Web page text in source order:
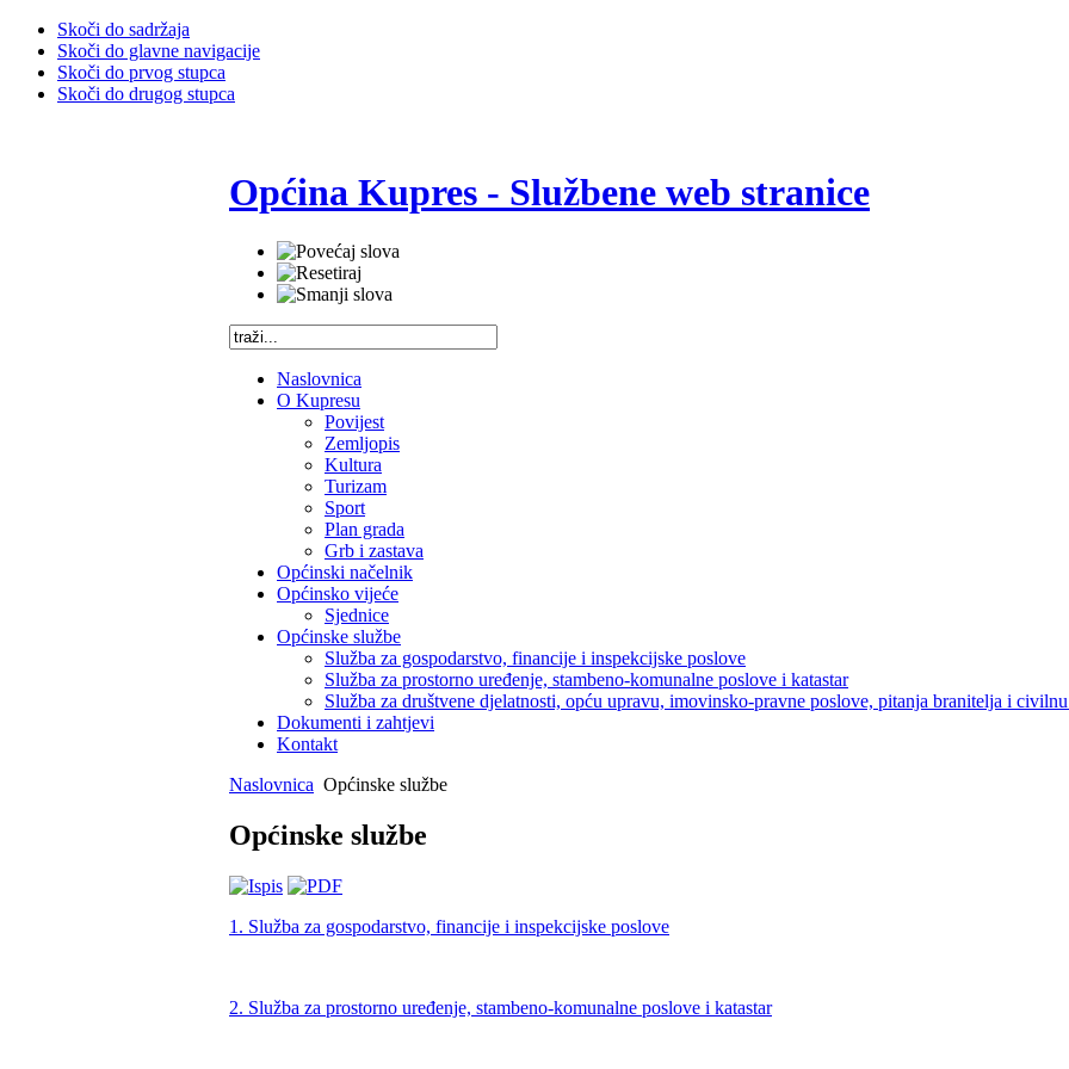
Skoči do sadržaja
Skoči do glavne navigacije
Skoči do prvog stupca
Skoči do drugog stupca
Općina Kupres - Službene web stranice
Naslovnica
O Kupresu
Povijest
Zemljopis
Kultura
Turizam
Sport
Plan grada
Grb i zastava
Općinski načelnik
Općinsko vijeće
Sjednice
Općinske službe
Služba za gospodarstvo, financije i inspekcijske poslove
Služba za prostorno uređenje, stambeno-komunalne poslove i katastar
Služba za društvene djelatnosti, opću upravu, imovinsko-pravne poslove, pitanja branitelja i
Dokumenti i zahtjevi
Kontakt
Naslovnica Općinske službe
Općinske službe
1. Služba za gospodarstvo, financije i inspekcijske poslove
2. Služba za prostorno uređenje, stambeno-komunalne poslove i katastar